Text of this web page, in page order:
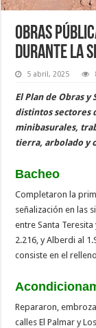
Obras
durante la
5 abril, 2025
El Plan de Obras y
distintos sectores
minibasurales,
tierra, arbolado y
Bacheo
Completaron la
señalización en las
entre Santa Teresita
2.216, y Alberdi al
consiste en el
Repararon,
calles El Palmar y